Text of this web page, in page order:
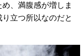
、満腹感が増しま
立つ所以なのだと